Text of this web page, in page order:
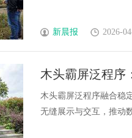
新晨报 2026-
木头霸屏泛程序
木头霸屏泛程序融合稳
无缝展示与交互，推动